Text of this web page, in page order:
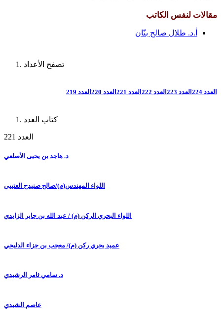
مقالات لنفس الكاتب
أ.د. طلال صالح بنّان
تصفح الأعداد
العدد 224 العدد 223 العدد 222 العدد 221 العدد 220 العدد 219
كتاب العدد
العدد 221
د. هاجد بن يحيى الأصلعي
اللواء المهندس(م)/صالح صنيدح العتيبي
اللواء البحري الركن (م) / عبد الله بن جابر الزايدي
عميد بحري ركن (م)/ معجب بن جزاء الدلبحي
د. سامي ثامر الرشيدي
عاصم الشيدي